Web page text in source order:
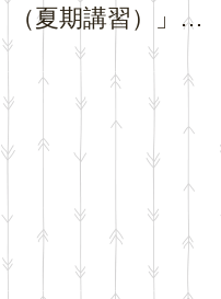
（夏期講習）」の
お申込受付を開始
いたします。